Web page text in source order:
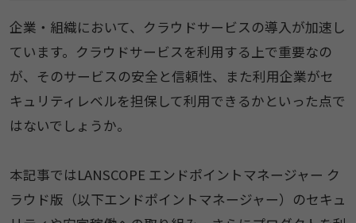
企業・組織において、クラウドサービスの導入が加速し
ています。クラウドサービスを利用する上で重要なの
が、そのサービスの安全と信頼性、また利用企業がセ
キュリティレベルを担保して利用できるかといった点で
はないでしょうか。
本記事ではLANSCOPE エンドポイントマネージャー ク
ラウド版（以下エンドポイントマネージャー）のセキュ